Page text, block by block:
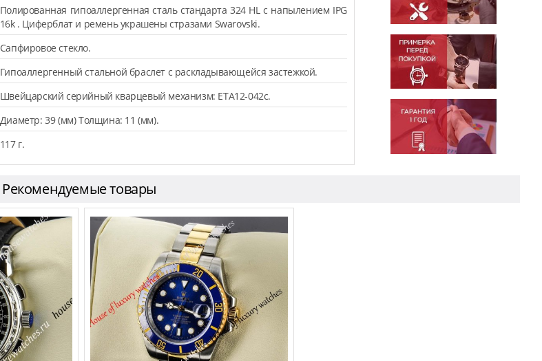
Полированная гипоаллергенная сталь стандарта 324 HL с напылением IPG
16k . Циферблат и ремень украшены стразами Swarovski.
Сапфировое стекло.
Гипоаллергенный стальной браслет с раскладывающейся застежкой.
Швейцарский серийный кварцевый механизм: ETA12-042c.
Диаметр: 39 (мм) Толщина: 11 (мм).
117 г.
Рекомендуемые товары